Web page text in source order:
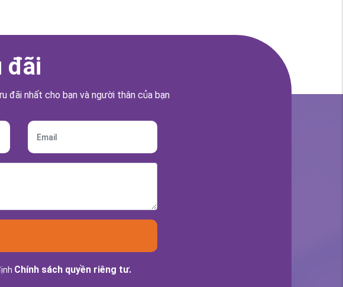
đãi
đãi nhất cho bạn và người thân của bạn
Chính sách quyền riêng tư.